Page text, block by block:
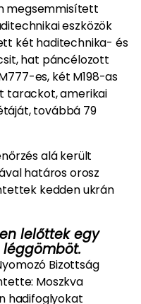
megsemmisített
eszközök
két haditechnika- és
hat páncélozott
es, két M198-as
tarackot, amerikai
továbbá 79
alá került
határos orosz
kedden ukrán
lelőttek egy
Bizottság
Moszkva
hadifoglyokat